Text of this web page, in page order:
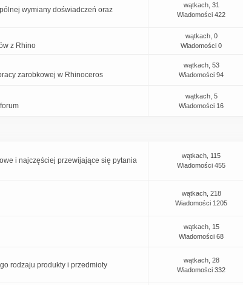
wymiany doświadczeń oraz
wątkach, 31
Wiadomości 422
z Rhino
wątkach, 0
Wiadomości 0
zarobkowej w Rhinoceros
wątkach, 53
Wiadomości 94
wątkach, 5
Wiadomości 16
i najczęściej przewijające się pytania
wątkach, 115
Wiadomości 455
wątkach, 218
Wiadomości 1205
wątkach, 15
Wiadomości 68
rodzaju produkty i przedmioty
wątkach, 28
Wiadomości 332